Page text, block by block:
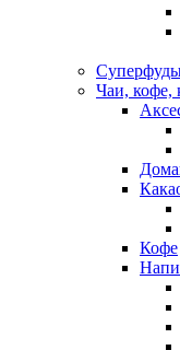
Чаи, кофе,
Кофе